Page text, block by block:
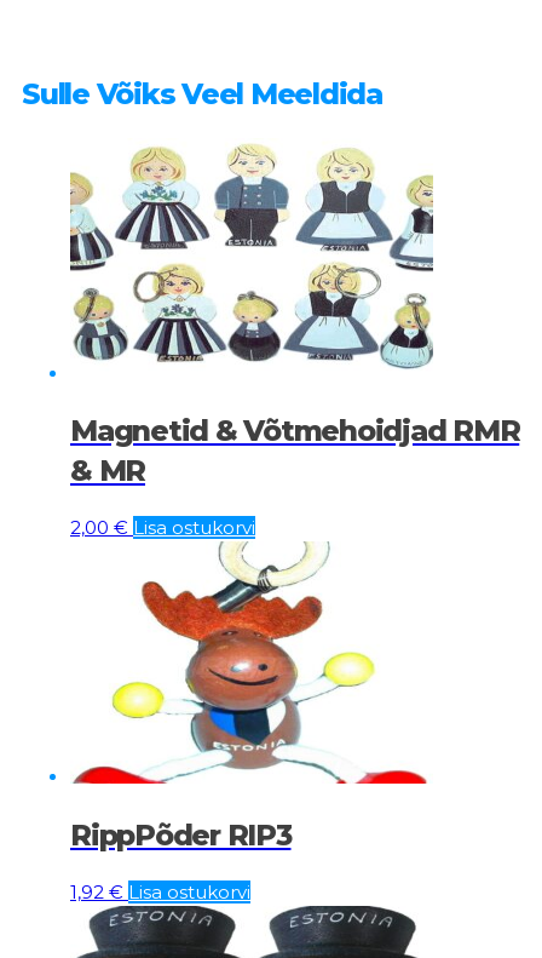
Sulle Võiks Veel Meeldida
Magnetid & Võtmehoidjad RMR
& MR
2,00 € Lisa ostukorvi
RippPõder RIP3
1,92 € Lisa ostukorvi